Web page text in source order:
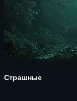
Страшные